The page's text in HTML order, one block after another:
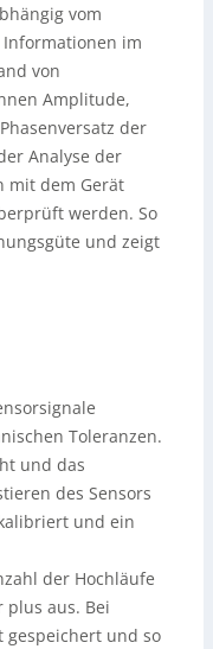
vom
im
von
Amplitude,
der
Analyse der
mit dem Gerät
werden. So
und zeigt
Toleranzen.
und das
des Sensors
und ein
der Hochläufe
plus aus. Bei
gespeichert und so